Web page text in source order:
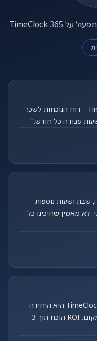
"עברנו מגיליון אקסל ל-TimeClock 365 - דוח הנוכחות לשכר
שבת ושעות נוספות
לא מאמין שחיכינו כל
"הרצתי השוואה בין 4 מערכות. TimeClock 365 היא היחידה
שנותנת נוכחות ובקרת כניסה מאותו מקום. ROI הוכח תוך 3